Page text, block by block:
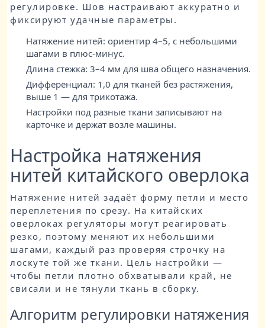
регулировке. Шов настраивают аккуратно и
фиксируют удачные параметры.
Натяжение нитей: ориентир 4–5, с небольшими
шагами в плюс‑минус.
Длина стежка: 3–4 мм для шва общего назначения.
Дифференциал: 1,0 для тканей без растяжения,
выше 1 — для трикотажа.
Настройки под разные ткани записывают на
карточке и держат возле машины.
Настройка натяжения
нитей китайского оверлока
Натяжение нитей задаёт форму петли и место
переплетения по срезу. На китайских
оверлоках регуляторы могут реагировать
резко, поэтому меняют их небольшими
шагами, каждый раз проверяя строчку на
лоскуте той же ткани. Цель настройки —
чтобы петли плотно обхватывали край, не
свисали и не тянули ткань в сборку.
Алгоритм регулировки натяжения